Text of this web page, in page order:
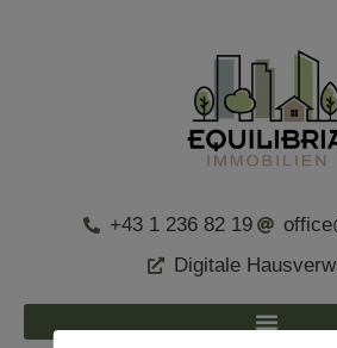
+43 1 236 82 19
Digitale